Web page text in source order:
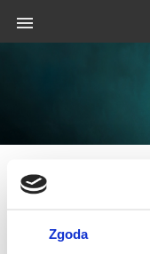
Zgoda
Rekrutacja
Znajdź kierunek